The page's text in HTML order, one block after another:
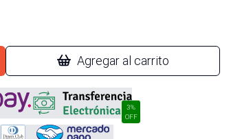
Agregar al carrito
3%
OFF